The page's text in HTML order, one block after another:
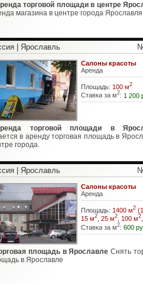
торговой площади в центре
магазина в центре города
| Ярославль
Салоны красоты
Аренда
Площадь: 100 м2
Ставка за м2: 1 200
торговой площади в
в аренду торговая площадь в
города.
| Ярославль
Салоны красоты
Аренда
Площадь: 1400 м2
15 м2 , 25 м2 , 100 м2
Ставка за м2: 600
площадь в Ярославле Снять
в Ярославле